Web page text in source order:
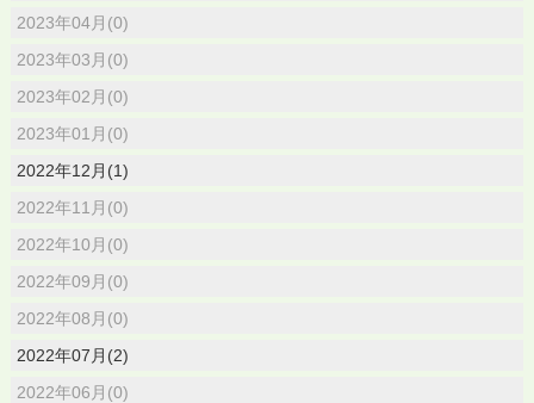
2023年04月(0)
2023年03月(0)
2023年02月(0)
2023年01月(0)
2022年12月(1)
2022年11月(0)
2022年10月(0)
2022年09月(0)
2022年08月(0)
2022年07月(2)
2022年06月(0)